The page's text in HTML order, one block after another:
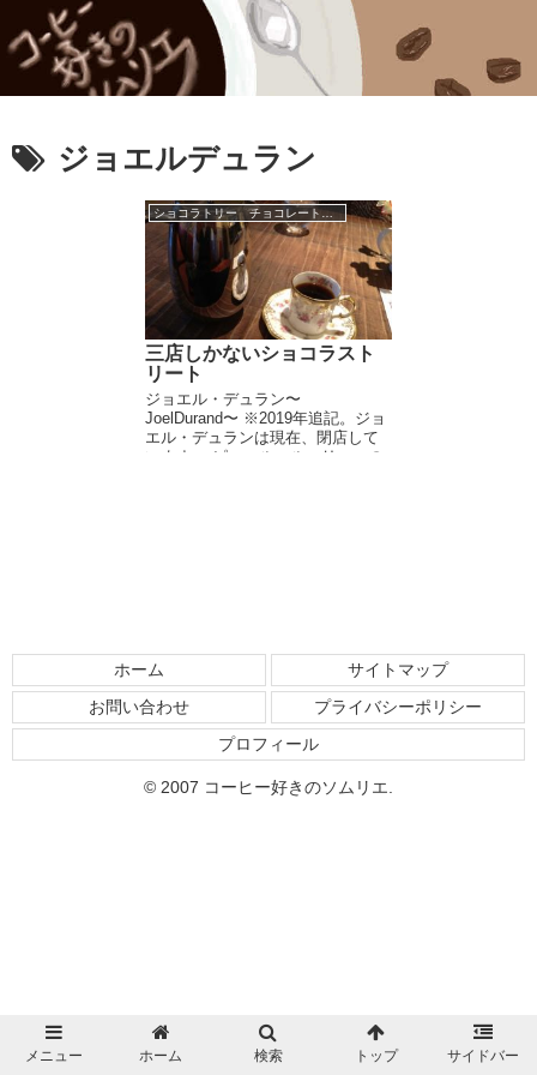
ジョエルデュラン
ショコラトリー チョコレートブランド
三店しかないショコラスト
リート
ジョエル・デュラン〜
JoelDurand〜 ※2019年追記。ジョ
エル・デュランは現在、閉店して
います。 ピエールマルコリーニの
ホーム
サイトマップ
お問い合わせ
プライバシーポリシー
プロフィール
© 2007 コーヒー好きのソムリエ.
メニュー ホーム 検索 トップ サイドバー